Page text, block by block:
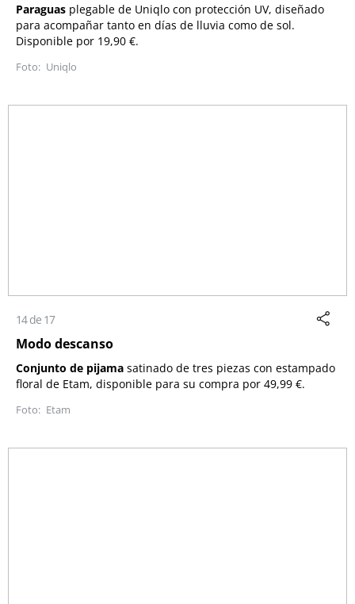
Paraguas plegable de Uniqlo con protección UV, diseñado
para acompañar tanto en días de lluvia como de sol.
Disponible por 19,90 €.
Uniqlo
14 de 17
Modo descanso
Conjunto de pijama satinado de tres piezas con estampado
floral de Etam, disponible para su compra por 49,99 €.
Etam